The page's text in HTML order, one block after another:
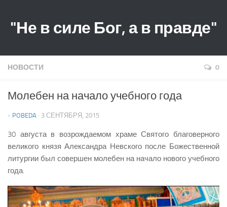
"Не в силе Бог, а в правде"
НОВОСТИ 0
Молебен на начало учебного года
- POBEDA · 3 СЕНТЯБРЯ, 2015
30 августа в возрождаемом храме Святого благоверного
великого князя Александра Невского после Божественной
литургии был совершен молебен на начало нового учебного
года.